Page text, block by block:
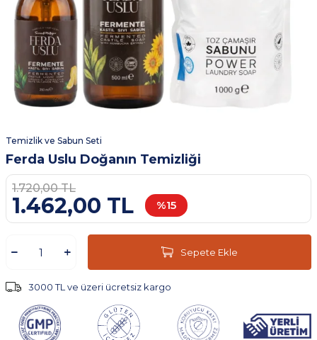
Temizlik ve Sabun Seti
Ferda Uslu Doğanın Temizliği
1.720,00TL
1.462,00 TL %15
Sepete Ekle
3000 TL ve üzeri ücretsiz kargo